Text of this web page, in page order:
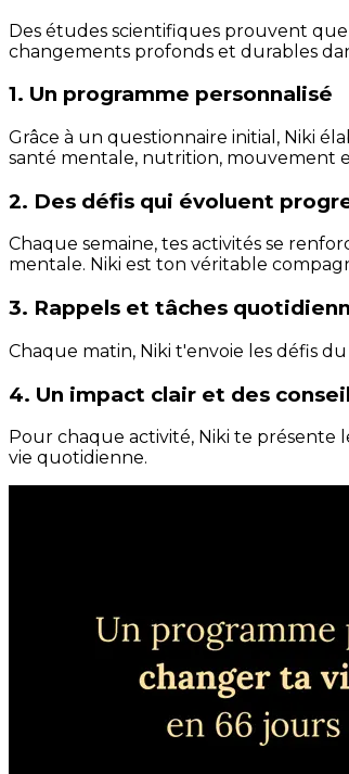
Des études scientifiques prouvent
changements profonds et durables
1. Un programme personnalisé
Grâce à un questionnaire initial, Niki
santé mentale, nutrition, mouvement
2. Des défis qui évoluent
Chaque semaine, tes activités se
mentale. Niki est ton véritable
3. Rappels et tâches
Chaque matin, Niki t'envoie les défis
4. Un impact clair et des
Pour chaque activité, Niki te présente
vie quotidienne.